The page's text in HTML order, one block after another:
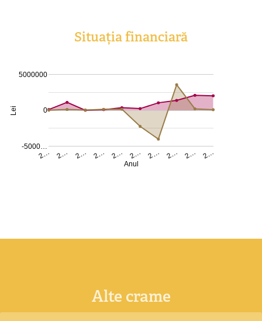
Situația financiară
2… 2… 2… 2… 2… 2… 2… 2… 2… 2…
-5000…
0
5000000
Anul
Lei
Alte crame